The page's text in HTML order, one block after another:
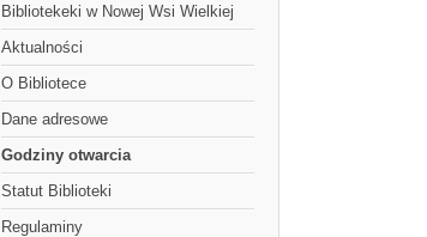
Bibliotekeki w Nowej Wsi Wielkiej
Aktualności
O Bibliotece
Dane adresowe
Godziny otwarcia
Statut Biblioteki
Regulaminy